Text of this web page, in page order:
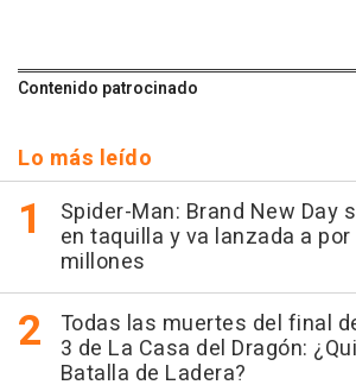
Contenido patrocinado
Lo más leído
Spider-Man: Brand New Day
en taquilla y va lanzada a
millones
Todas las muertes del final
3 de La Casa del Dragón:
Batalla de Ladera?